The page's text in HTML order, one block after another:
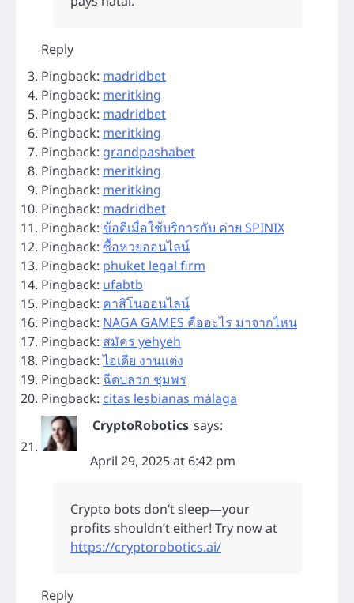
Reply
Pingback: madridbet
Pingback: meritking
Pingback: madridbet
Pingback: meritking
Pingback: grandpashabet
Pingback: meritking
Pingback: meritking
Pingback: madridbet
Pingback: ข้อดีเมื่อใช้บริการกับ ค่าย SPINIX
Pingback: ซื้อหวยออนไลน์
Pingback: phuket legal firm
Pingback: ufabtb
Pingback: คาสิโนออนไลน์
Pingback: NAGA GAMES คืออะไร มาจากไหน
Pingback: สมัคร yehyeh
Pingback:ไอเดีย งานแต่ง
Pingback: ฉีดปลวก ชุมพร
Pingback: citas lesbianas málaga
CryptoRobotics says:
April 29, 2025 at 6:42 pm
Crypto bots don’t sleep—your
profits shouldn’t either! Try now at
https://cryptorobotics.ai/
Reply